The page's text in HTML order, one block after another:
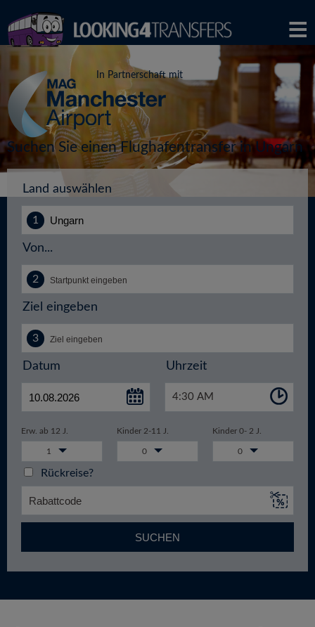
In Partnerschaft mit
Suchen Sie einen Flughafentransfer in Ungarn
Land auswählen
Von...
Ziel eingeben
Datum Uhrzeit
4:30 AM
Erw. ab 12 J. Kinder 2-11 J. Kinder 0- 2 J.
1 0 0
Rückreise?
SUCHEN